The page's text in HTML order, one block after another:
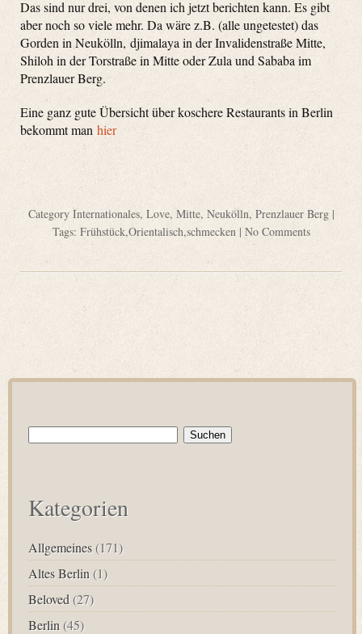
Das sind nur drei, von denen ich jetzt berichten kann. Es gibt
aber noch so viele mehr. Da wäre z.B. (alle ungetestet) das
Gorden in Neukölln, djimalaya in der Invalidenstraße Mitte,
Shiloh in der Torstraße in Mitte oder Zula und Sababa im
Prenzlauer Berg.
Eine ganz gute Übersicht über koschere Restaurants in Berlin
bekommt man hier
Category Internationales, Love, Mitte, Neukölln, Prenzlauer Berg|
Tags: Frühstück,Orientalisch,schmecken| No Comments
Suchen
Kategorien
Allgemeines (171)
Altes Berlin (1)
Beloved (27)
Berlin (45)